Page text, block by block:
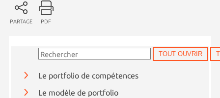
PARTAGE PDF
TOUT OUVRIR
Le portfolio de compétences
Le modèle de portfolio